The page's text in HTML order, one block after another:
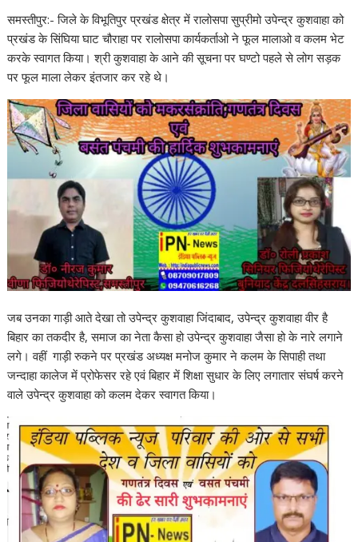
समस्तीपुर:- जिले के विभूतिपुर प्रखंड क्षेत्र में रालोसपा सुप्रीमो उपेन्द्र कुशवाहा को
प्रखंड के सिंघिया घाट चौराहा पर रालोसपा कार्यकर्ताओ ने फूल मालाओ व कलम भेट
करके स्वागत किया। श्री कुशवाहा के आने की सूचना पर घण्टो पहले से लोग सड़क
पर फूल माला लेकर इंतजार कर रहे थे।
जब उनका गाड़ी आते देखा तो उपेन्द्र कुशवाहा जिंदाबाद, उपेन्द्र कुशवाहा वीर है
बिहार का तकदीर है, समाज का नेता कैसा हो उपेन्द्र कुशवाहा जैसा हो के नारे लगाने
लगे। वहीं गाड़ी रुकने पर प्रखंड अध्यक्ष मनोज कुमार ने कलम के सिपाही तथा
जन्दाहा कालेज में प्रोफेसर रहे एवं बिहार में शिक्षा सुधार के लिए लगातार संघर्ष करने
वाले उपेन्द्र कुशवाहा को कलम देकर स्वागत किया।